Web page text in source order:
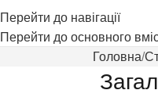
Перейти до навігації
Перейти до основного
Головна